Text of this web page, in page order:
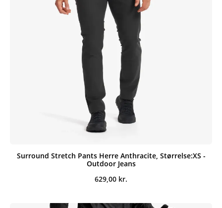
Surround Stretch Pants Herre Anthracite, Størrelse:XS -
Outdoor Jeans
629,00 kr.